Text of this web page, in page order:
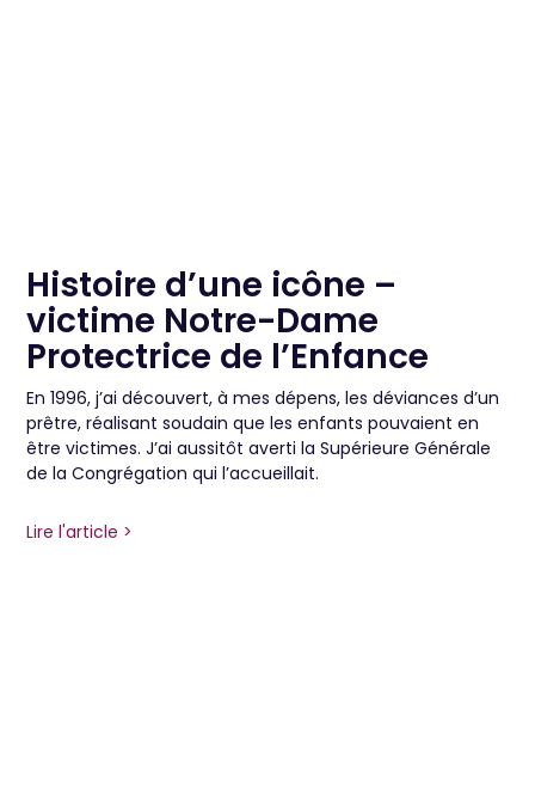
Histoire d’une icône –
victime Notre-Dame
Protectrice de l’Enfance ​
En 1996, j’ai découvert, à mes dépens, les déviances d’un
prêtre, réalisant soudain que les enfants pouvaient en
être victimes. J’ai aussitôt averti la Supérieure Générale
de la Congrégation qui l’accueillait.
Lire l'article >